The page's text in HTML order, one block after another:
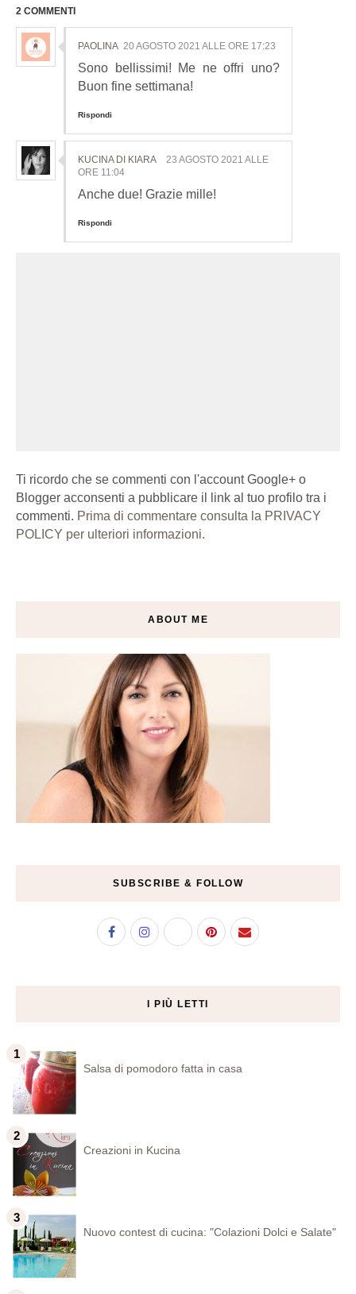
2 COMMENTI
PAOLINA 20 AGOSTO 2021 ALLE ORE 17:23
Sono bellissimi! Me ne offri uno?
Buon fine settimana!
Rispondi
KUCINA DI KIARA
23 AGOSTO 2021 ALLE
ORE 11:04
Anche due! Grazie mille!
Rispondi
Ti ricordo che se commenti con l'account Google+ o
Blogger acconsenti a pubblicare il link al tuo profilo tra i
commenti. Prima di commentare consulta la PRIVACY
POLICY per ulteriori informazioni.
ABOUT ME
SUBSCRIBE & FOLLOW
I PIÙ LETTI
Salsa di pomodoro fatta in casa
Creazioni in Kucina
Nuovo contest di cucina: "Colazioni Dolci e Salate"